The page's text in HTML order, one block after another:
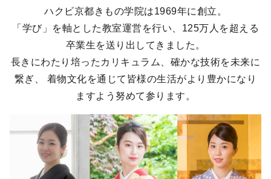
ハクビ京都きもの学院は1969年に創立。
「学び」を軸とした教室運営を行い、125万人を超える
卒業生を送り出してきました。
長きにわたり培ったカリキュラム、確かな技術を未来に
繋ぎ、
着物文化を通じて皆様の生活がより豊かになり
ますよう努めて参ります。